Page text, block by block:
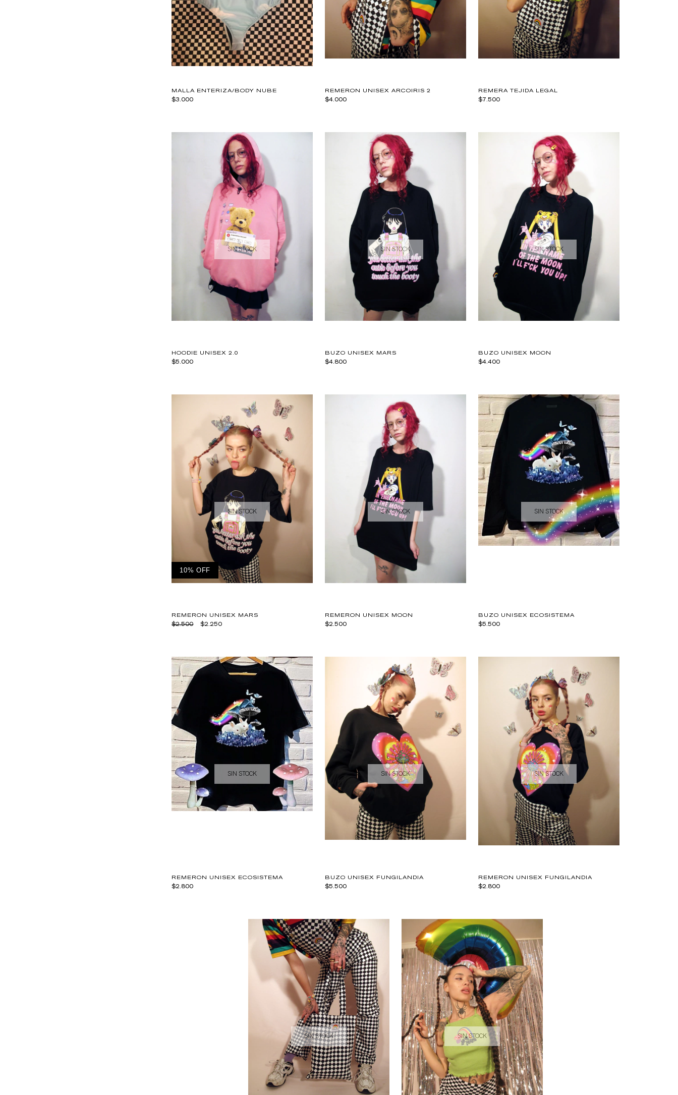
MALLA ENTERIZA/BODY NUBE
$3.000
REMERON UNISEX ARCOIRIS 2
$4.000
REMERA TEJIDA LEGAL
$7.500
SIN STOCK
HOODIE UNISEX 2.0
$5.000
SIN STOCK
BUZO UNISEX MARS
$4.800
SIN STOCK
BUZO UNISEX MOON
$4.400
SIN STOCK
10% OFF
REMERON UNISEX MARS
$2.500 $2.250
SIN STOCK
REMERON UNISEX MOON
$2.500
SIN STOCK
BUZO UNISEX ECOSISTEMA
$5.500
SIN STOCK
REMERON UNISEX ECOSISTEMA
$2.800
SIN STOCK
BUZO UNISEX FUNGILANDIA
$5.500
SIN STOCK
REMERON UNISEX FUNGILANDIA
$2.800
SIN STOCK SIN STOCK